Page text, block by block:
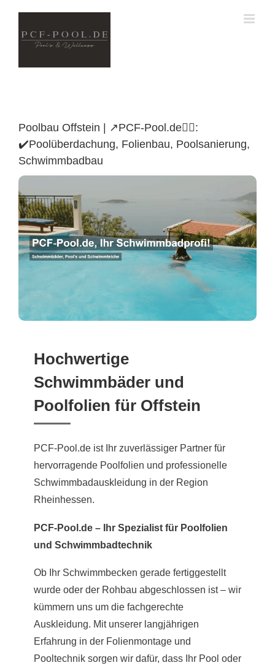
content
Poolbau Offstein | ↗️PCF-Pool.de🏊🏼:
✔️Poolüberdachung, Folienbau, Poolsanierung,
Schwimmbadbau
Hochwertige
Schwimmbäder und
Poolfolien für Offstein
PCF-Pool.de ist Ihr zuverlässiger Partner für
hervorragende Poolfolien und professionelle
Schwimmbadauskleidung in der Region
Rheinhessen.
PCF-Pool.de – Ihr Spezialist für Poolfolien
und Schwimmbadtechnik
Ob Ihr Schwimmbecken gerade fertiggestellt
wurde oder der Rohbau abgeschlossen ist – wir
kümmern uns um die fachgerechte
Auskleidung. Mit unserer langjährigen
Erfahrung in der Folienmontage und
Pooltechnik sorgen wir dafür, dass Ihr Pool oder